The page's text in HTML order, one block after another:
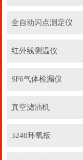
全自动闪点测定仪
红外线测温仪
SF6气体检漏仪
真空滤油机
3240环氧板